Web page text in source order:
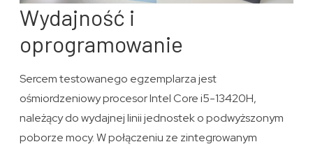
Wydajność i
oprogramowanie
Sercem testowanego egzemplarza jest
ośmiordzeniowy procesor Intel Core i5-13420H,
należący do wydajnej linii jednostek o podwyższonym
poborze mocy. W połączeniu ze zintegrowanym